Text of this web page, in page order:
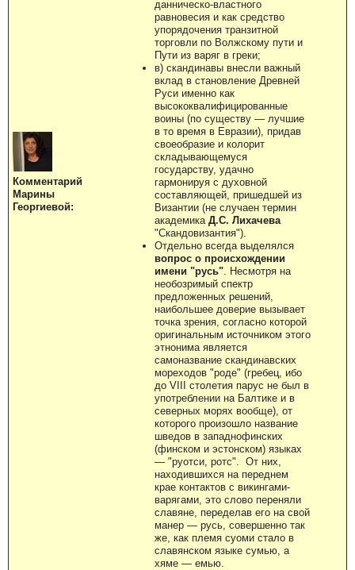
Комментарий
Марины
Георгиевой:
данническо-властного
равновесия и как средство
упорядочения транзитной
торговли по Волжскому пути и
Пути из варяг в греки;
в) скандинавы внесли важный
вклад в становление Древней
Руси именно как
высококвалифицированные
воины (по существу — лучшие
в то время в Евразии), придав
своеобразие и колорит
складывающемуся
государству, удачно
гармонируя с духовной
составляющей, пришедшей из
Византии (не случаен термин
академика Д.С. Лихачева
"Скандовизантия").
Отдельно всегда выделялся
вопрос о происхождении
имени "русь" . Несмотря на
необозримый спектр
предложенных решений,
наибольшее доверие вызывает
точка зрения, согласно которой
оригинальным источником этого
этнонима является
самоназвание скандинавских
мореходов "роде" (гребец, ибо
до VIII столетия парус не был в
употреблении на Балтике и в
северных морях вообще), от
которого произошло название
шведов в западнофинских
(финском и эстонском) языках
— "руотси, ротс". От них,
находившихся на переднем
крае контактов с викингами-
варягами, это слово переняли
славяне, переделав его на свой
манер — русь, совершенно так
же, как племя суоми стало в
славянском языке сумью, а
хяме — емью.